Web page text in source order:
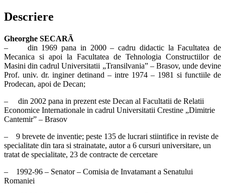
Descriere
Gheorghe SECARÃ
– din 1969 pana in 2000 – cadru didactic la Facultatea de
Mecanica si apoi la Facultatea de Tehnologia Constructiilor de
Masini din cadrul Universitatii „Transilvania” – Brasov, unde devine
Prof. univ. dr. inginer detinand – intre 1974 – 1981 si functiile de
Prodecan, apoi de Decan;
– din 2002 pana in prezent este Decan al Facultatii de Relatii
Economice Internationale in cadrul Universitatii Crestine „Dimitrie
Cantemir” – Brasov
– 9 brevete de inventie; peste 135 de lucrari stiintifice in reviste de
specialitate din tara si strainatate, autor a 6 cursuri universitare, un
tratat de specialitate, 23 de contracte de cercetare
– 1992-96 – Senator – Comisia de Invatamant a Senatului
Romaniei